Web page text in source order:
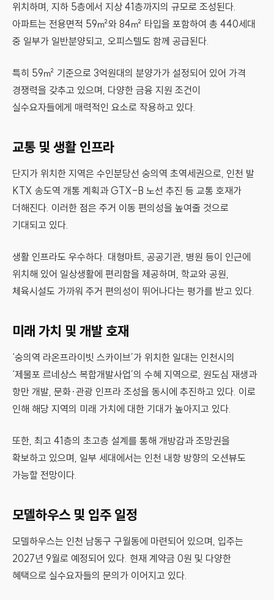
위치하며, 지하 5층에서 지상 41층까지의 규모로 조성된다.
아파트는 전용면적 59㎡와 84㎡ 타입을 포함하여 총 440세대
중 일부가 일반분양되고, 오피스텔도 함께 공급된다.
특히 59㎡ 기준으로 3억원대의 분양가가 설정되어 있어 가격
경쟁력을 갖추고 있으며, 다양한 금융 지원 조건이
실수요자들에게 매력적인 요소로 작용하고 있다.
교통 및 생활 인프라
단지가 위치한 지역은 수인분당선 숭의역 초역세권으로, 인천 발
KTX 송도역 개통 계획과 GTX-B 노선 추진 등 교통 호재가
더해진다. 이러한 점은 주거 이동 편의성을 높여줄 것으로
기대되고 있다.
생활 인프라도 우수하다. 대형마트, 공공기관, 병원 등이 인근에
위치해 있어 일상생활에 편리함을 제공하며, 학교와 공원,
체육시설도 가까워 주거 편의성이 뛰어나다는 평가를 받고 있다.
미래 가치 및 개발 호재
‘숭의역 라온프라이빗 스카이브’가 위치한 일대는 인천시의
‘제물포 르네상스 복합개발사업’의 수혜 지역으로, 원도심 재생과
항만 개발, 문화·관광 인프라 조성을 동시에 추진하고 있다. 이로
인해 해당 지역의 미래 가치에 대한 기대가 높아지고 있다.
또한, 최고 41층의 초고층 설계를 통해 개방감과 조망권을
확보하고 있으며, 일부 세대에서는 인천 내항 방향의 오션뷰도
가능할 전망이다.
모델하우스 및 입주 일정
모델하우스는 인천 남동구 구월동에 마련되어 있으며, 입주는
2027년 9월로 예정되어 있다. 현재 계약금 0원 및 다양한
혜택으로 실수요자들의 문의가 이어지고 있다.